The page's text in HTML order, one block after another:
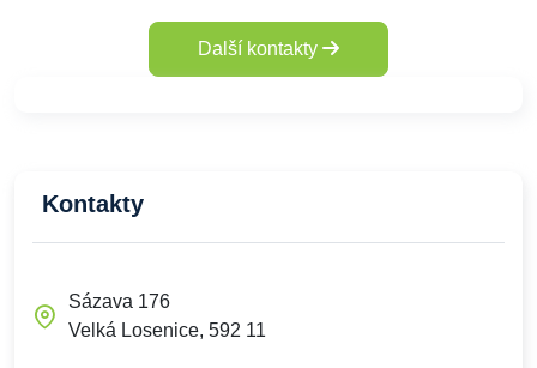
Další kontakty
Kontakty
Sázava 176
Velká Losenice, 592 11